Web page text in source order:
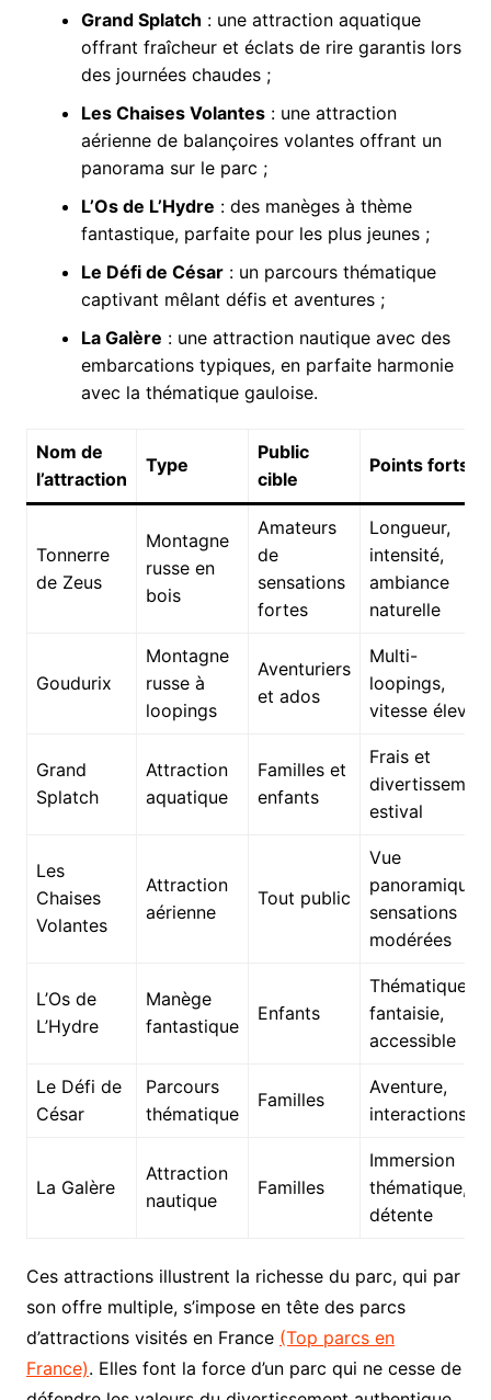
Grand Splatch : une attraction aquatique
offrant fraîcheur et éclats de rire garantis lors
des journées chaudes ;
Les Chaises Volantes: une attraction
aérienne de balançoires volantes offrant un
panorama sur le parc ;
L’Os de L’Hydre : des manèges à thème
fantastique, parfaite pour les plus jeunes ;
Le Défi de César: un parcours thématique
captivant mêlant défis et aventures ;
La Galère : une attraction nautique avec des
embarcations typiques, en parfaite harmonie
avec la thématique gauloise.
Nom de
l’attraction
Type
Public
cible
Points forts
Tonnerre
de Zeus
Montagne
russe en
bois
Amateurs
de
sensations
fortes
Longueur,
intensité,
ambiance
naturelle
Goudurix
Montagne
russe à
loopings
Aventuriers
et ados
Multi-
loopings,
vitesse élevée
Grand
Splatch
Attraction
aquatique
Familles et
enfants
Frais et
divertissement
estival
Les
Chaises
Volantes
Attraction
aérienne
Tout public
Vue
panoramique,
sensations
modérées
L’Os de
L’Hydre
Manège
fantastique
Enfants
Thématique
fantaisie,
accessible
Le Défi de
César
Parcours
thématique
Familles
Aventure,
interactions
La Galère
Attraction
nautique
Familles
Immersion
thématique,
détente
Ces attractions illustrent la richesse du parc, qui par
son offre multiple, s’impose en tête des parcs
d’attractions visités en France (Top parcs en
France). Elles font la force d’un parc qui ne cesse de